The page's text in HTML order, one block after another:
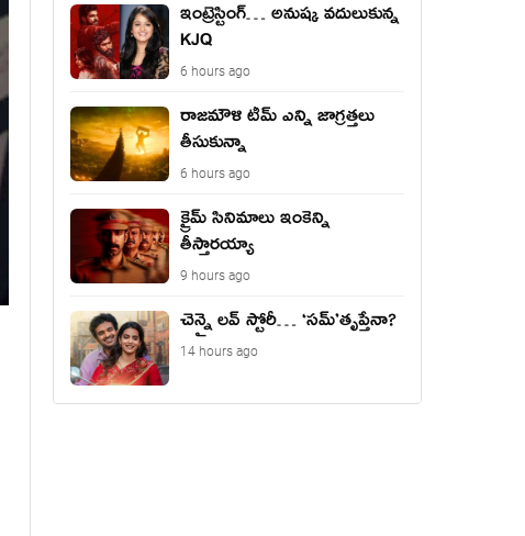
ఇంట్రెస్టింగ్… అనుష్క వదులుకున్న
KJQ
6 hours ago
రాజమౌళి టీమ్ ఎన్ని జాగ్రత్తలు
తీసుకున్నా
6 hours ago
క్రైమ్ సినిమాలు ఇంకెన్ని
తీస్తారయ్యా
9 hours ago
చెన్నై లవ్ స్టోరీ… ‘సమ్’తృప్తేనా?
14 hours ago